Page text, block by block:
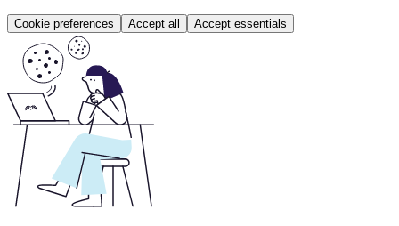
Cookie preferences Accept all Accept essentials